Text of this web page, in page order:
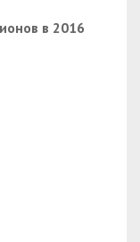
в 2016